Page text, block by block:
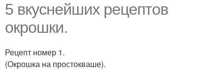
5 вкуснейших рецептов
окрошки.
Рецепт номер 1.
(Окрошка на простокваше).